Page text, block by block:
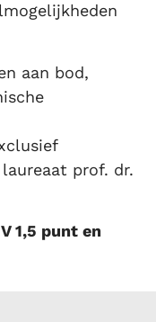
aan bod,
prof. dr.
1,5 punt en